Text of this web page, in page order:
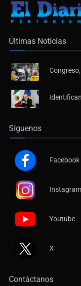
Últimas Noticias
Síguenos
Facebook
Instagram
Youtube
X
Contáctanos